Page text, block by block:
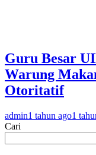
Guru Besar
Warung
Otoritatif
admin1 tahun ago1
Cari